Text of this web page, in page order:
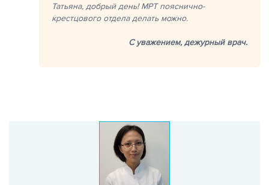
Татьяна, добрый день! МРТ пояснично-
крестцового отдела делать можно.
С уважением, дежурный врач.